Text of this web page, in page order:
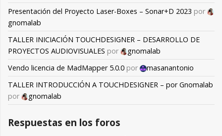
Presentación del Proyecto Laser-Boxes – Sonar+D 2023 por
gnomalab
TALLER INICIACIÓN TOUCHDESIGNER – DESARROLLO DE
PROYECTOS AUDIOVISUALES por
gnomalab
Vendo licencia de MadMapper 5.0.0 por
masanantonio
TALLER INTRODUCCIÓN A TOUCHDESIGNER – por Gnomalab
por
gnomalab
Respuestas en los foros